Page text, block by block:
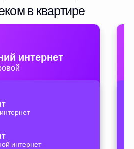
в квартире
интернет
интернет